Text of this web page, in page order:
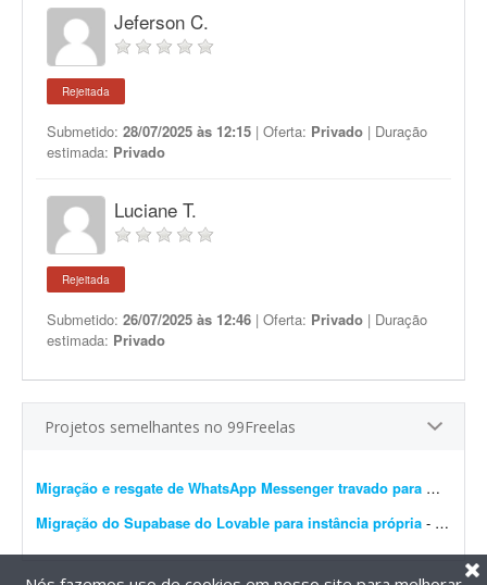
Jeferson C.
Rejeitada
Submetido: 28/07/2025 às 12:15 | Oferta: Privado | Duração
estimada: Privado
Luciane T.
Rejeitada
Submetido: 26/07/2025 às 12:46 | Oferta: Privado | Duração
estimada: Privado
Projetos semelhantes no 99Freelas
Migração e resgate de WhatsApp Messenger travado para WhatsApp Business
Migração do Supabase do Lovable para instância própria - Migração do projeto Supabase atualmente hospedado no Lovable para uma instância própria, sem migração de dados. Escopo do trabalho: - Criar novo projeto no...